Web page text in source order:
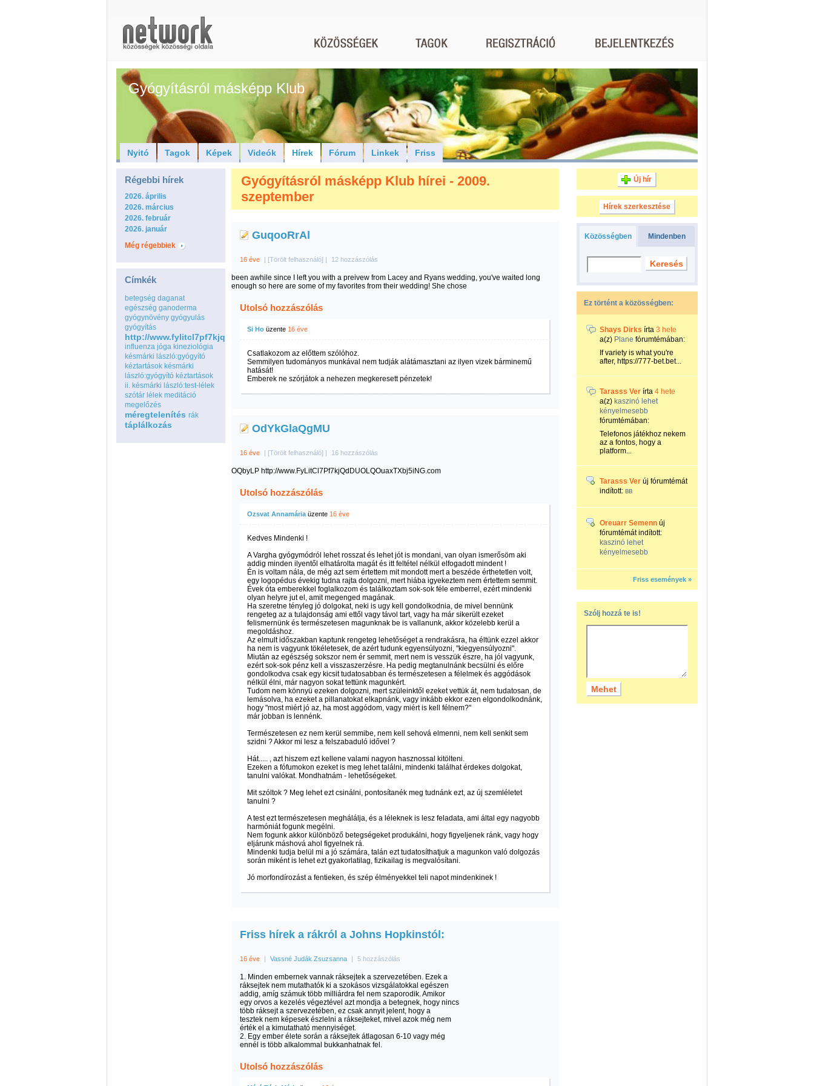
Gyógyításról másképp Klub
Nyitó Tagok Képek Videók Hírek Fórum Linkek Friss
Régebbi hírek
2026. április
2026. március
2026. február
2026. január
Még régebbiek
Címkék
betegség daganat
egészség ganoderma
gyógynövény gyógyulás
gyógyítás
http://www.fylitcl7pf7kjqdduolqouaxtxbj5ing.com
influenza jóga kineziológia
késmárki lászló:gyógyító
kéztartások késmárki
lászló:gyógyító kéztartások
ii. késmárki lászló:test-lélek
szótár lélek meditáció
megelőzés
méregtelenítés rák
táplálkozás
Gyógyításról másképp Klub hírei - 2009.
szeptember
GuqooRrAl
16 éve | [Törölt felhasználó] | 12 hozzászólás
been awhile since I left you with a preivew from Lacey and Ryans wedding, you've waited long
enough so here are some of my favorites from their wedding! She chose
Utolsó hozzászólás
Si Ho üzente 16 éve
Csatlakozom az előttem szólóhoz.
Semmilyen tudományos munkával nem tudják alátámasztani az ilyen vizek bárminemű
hatását!
Emberek ne szórjátok a nehezen megkeresett pénzetek!
OdYkGlaQgMU
16 éve | [Törölt felhasználó] | 16 hozzászólás
OQbyLP http://www.FyLitCl7Pf7kjQdDUOLQOuaxTXbj5iNG.com
Utolsó hozzászólás
Ozsvat Annamária üzente 16 éve
Kedves Mindenki !
A Vargha gyógymódról lehet rosszat és lehet jót is mondani, van olyan ismerősöm aki
addig minden ilyentől elhatárolta magát és itt feltétel nélkül elfogadott mindent !
Én is voltam nála, de még azt sem értettem mit mondott mert a beszéde érthetetlen volt,
egy logopédus évekig tudna rajta dolgozni, mert hiába igyekeztem nem értettem semmit.
Évek óta emberekkel foglalkozom és találkoztam sok-sok féle emberrel, ezért mindenki
olyan helyre jut el, amit megenged magának.
Ha szeretne tényleg jó dolgokat, neki is ugy kell gondolkodnia, de mivel bennünk
rengeteg az a tulajdonság ami ettől vagy távol tart, vagy ha már sikerült ezeket
felismernünk és természetesen magunknak be is vallanunk, akkor közelebb kerül a
megoldáshoz.
Az elmult időszakban kaptunk rengeteg lehetőséget a rendrakásra, ha éltünk ezzel akkor
ha nem is vagyunk tökéletesek, de azért tudunk egyensúlyozni, "kiegyensúlyozni".
Miután az egészség sokszor nem ér semmit, mert nem is vesszük észre, ha jól vagyunk,
ezért sok-sok pénz kell a visszaszerzésre. Ha pedig megtanulnánk becsülni és előre
gondolkodva csak egy kicsit tudatosabban és természetesen a félelmek és aggódások
nélkül élni, már nagyon sokat tettünk magunkért.
Tudom nem könnyü ezeken dolgozni, mert szüleinktől ezeket vettük át, nem tudatosan, de
lemásolva, ha ezeket a pillanatokat elkapnánk, vagy inkább ekkor ezen elgondolkodnánk,
hogy "most miért jó az, ha most aggódom, vagy miért is kell félnem?"
már jobban is lennénk.
Természetesen ez nem kerül semmibe, nem kell sehová elmenni, nem kell senkit sem
szidni ? Akkor mi lesz a felszabaduló idővel ?
Hát..... , azt hiszem ezt kellene valami nagyon hasznossal kitölteni.
Ezeken a fófumokon ezeket is meg lehet találni, mindenki találhat érdekes dolgokat,
tanulni valókat. Mondhatnám - lehetőségeket.
Mit szóltok ? Meg lehet ezt csinálni, pontosítanék meg tudnánk ezt, az új szemléletet
tanulni ?
A test ezt természetesen meghálálja, és a léleknek is lesz feladata, ami által egy nagyobb
harmóniát fogunk megélni.
Nem fogunk akkor különböző betegségeket produkálni, hogy figyeljenek ránk, vagy hogy
eljárunk máshová ahol figyelnek rá.
Mindenki tudja belül mi a jó számára, talán ezt tudatosíthatjuk a magunkon való dolgozás
során miként is lehet ezt gyakorlatilag, fizikailag is megvalósítani.
Jó morfondírozást a fentieken, és szép élményekkel teli napot mindenkinek !
Friss hírek a rákról a Johns Hopkinstól:
16 éve | Vassné Judák Zsuzsanna | 5 hozzászólás
1. Minden embernek vannak ráksejtek a szervezetében. Ezek a
ráksejtek nem mutathatók ki a szokásos vizsgálatokkal egészen
addig, amíg számuk több milliárdra fel nem szaporodik. Amikor
egy orvos a kezelés végeztével azt mondja a betegnek, hogy nincs
több ráksejt a szervezetében, ez csak annyit jelent, hogy a
tesztek nem képesek észlelni a ráksejteket, mivel azok még nem
érték el a kimutatható mennyiséget.
2. Egy ember élete során a ráksejtek átlagosan 6-10 vagy még
ennél is több alkalommal bukkanhatnak fel.
Utolsó hozzászólás
Új hír
Hírek szerkesztése
Közösségben Mindenben
Ez történt a közösségben:
Shays Dirks írta 3 hete
a(z) Plane fórumtémában:
If variety is what you're
after, https://777-bet.bet...
Tarasss Ver írta 4 hete
a(z) kaszinó lehet
kényelmesebb
fórumtémában:
Telefonos játékhoz nekem
az a fontos, hogy a
platform...
Tarasss Ver új fórumtémát
indított: вв
Oreuarr Semenn új
fórumtémát indított:
kaszinó lehet
kényelmesebb
Friss események »
Szólj hozzá te is!